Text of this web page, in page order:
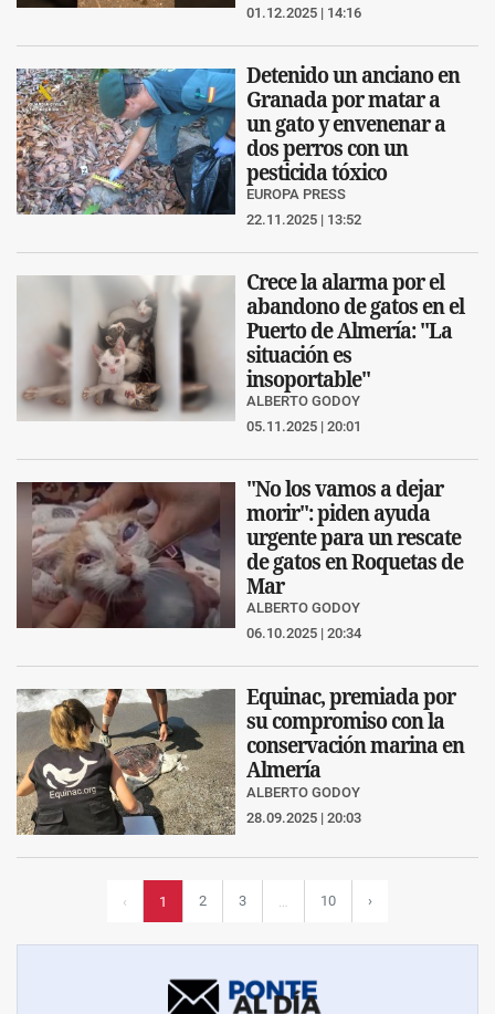
01.12.2025 | 14:16
Detenido un anciano en
Granada por matar a
un gato y envenenar a
dos perros con un
pesticida tóxico
EUROPA PRESS
22.11.2025 | 13:52
Crece la alarma por el
abandono de gatos en el
Puerto de Almería: "La
situación es
insoportable"
ALBERTO GODOY
05.11.2025 | 20:01
"No los vamos a dejar
morir": piden ayuda
urgente para un rescate
de gatos en Roquetas de
Mar
ALBERTO GODOY
06.10.2025 | 20:34
Equinac, premiada por
su compromiso con la
conservación marina en
Almería
ALBERTO GODOY
28.09.2025 | 20:03
‹ 1 2 3 10 ›